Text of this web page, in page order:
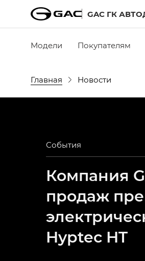
GAC ГК
Модели Покупателям
Главная Новости
События
Компания
продаж
Hyptec HT